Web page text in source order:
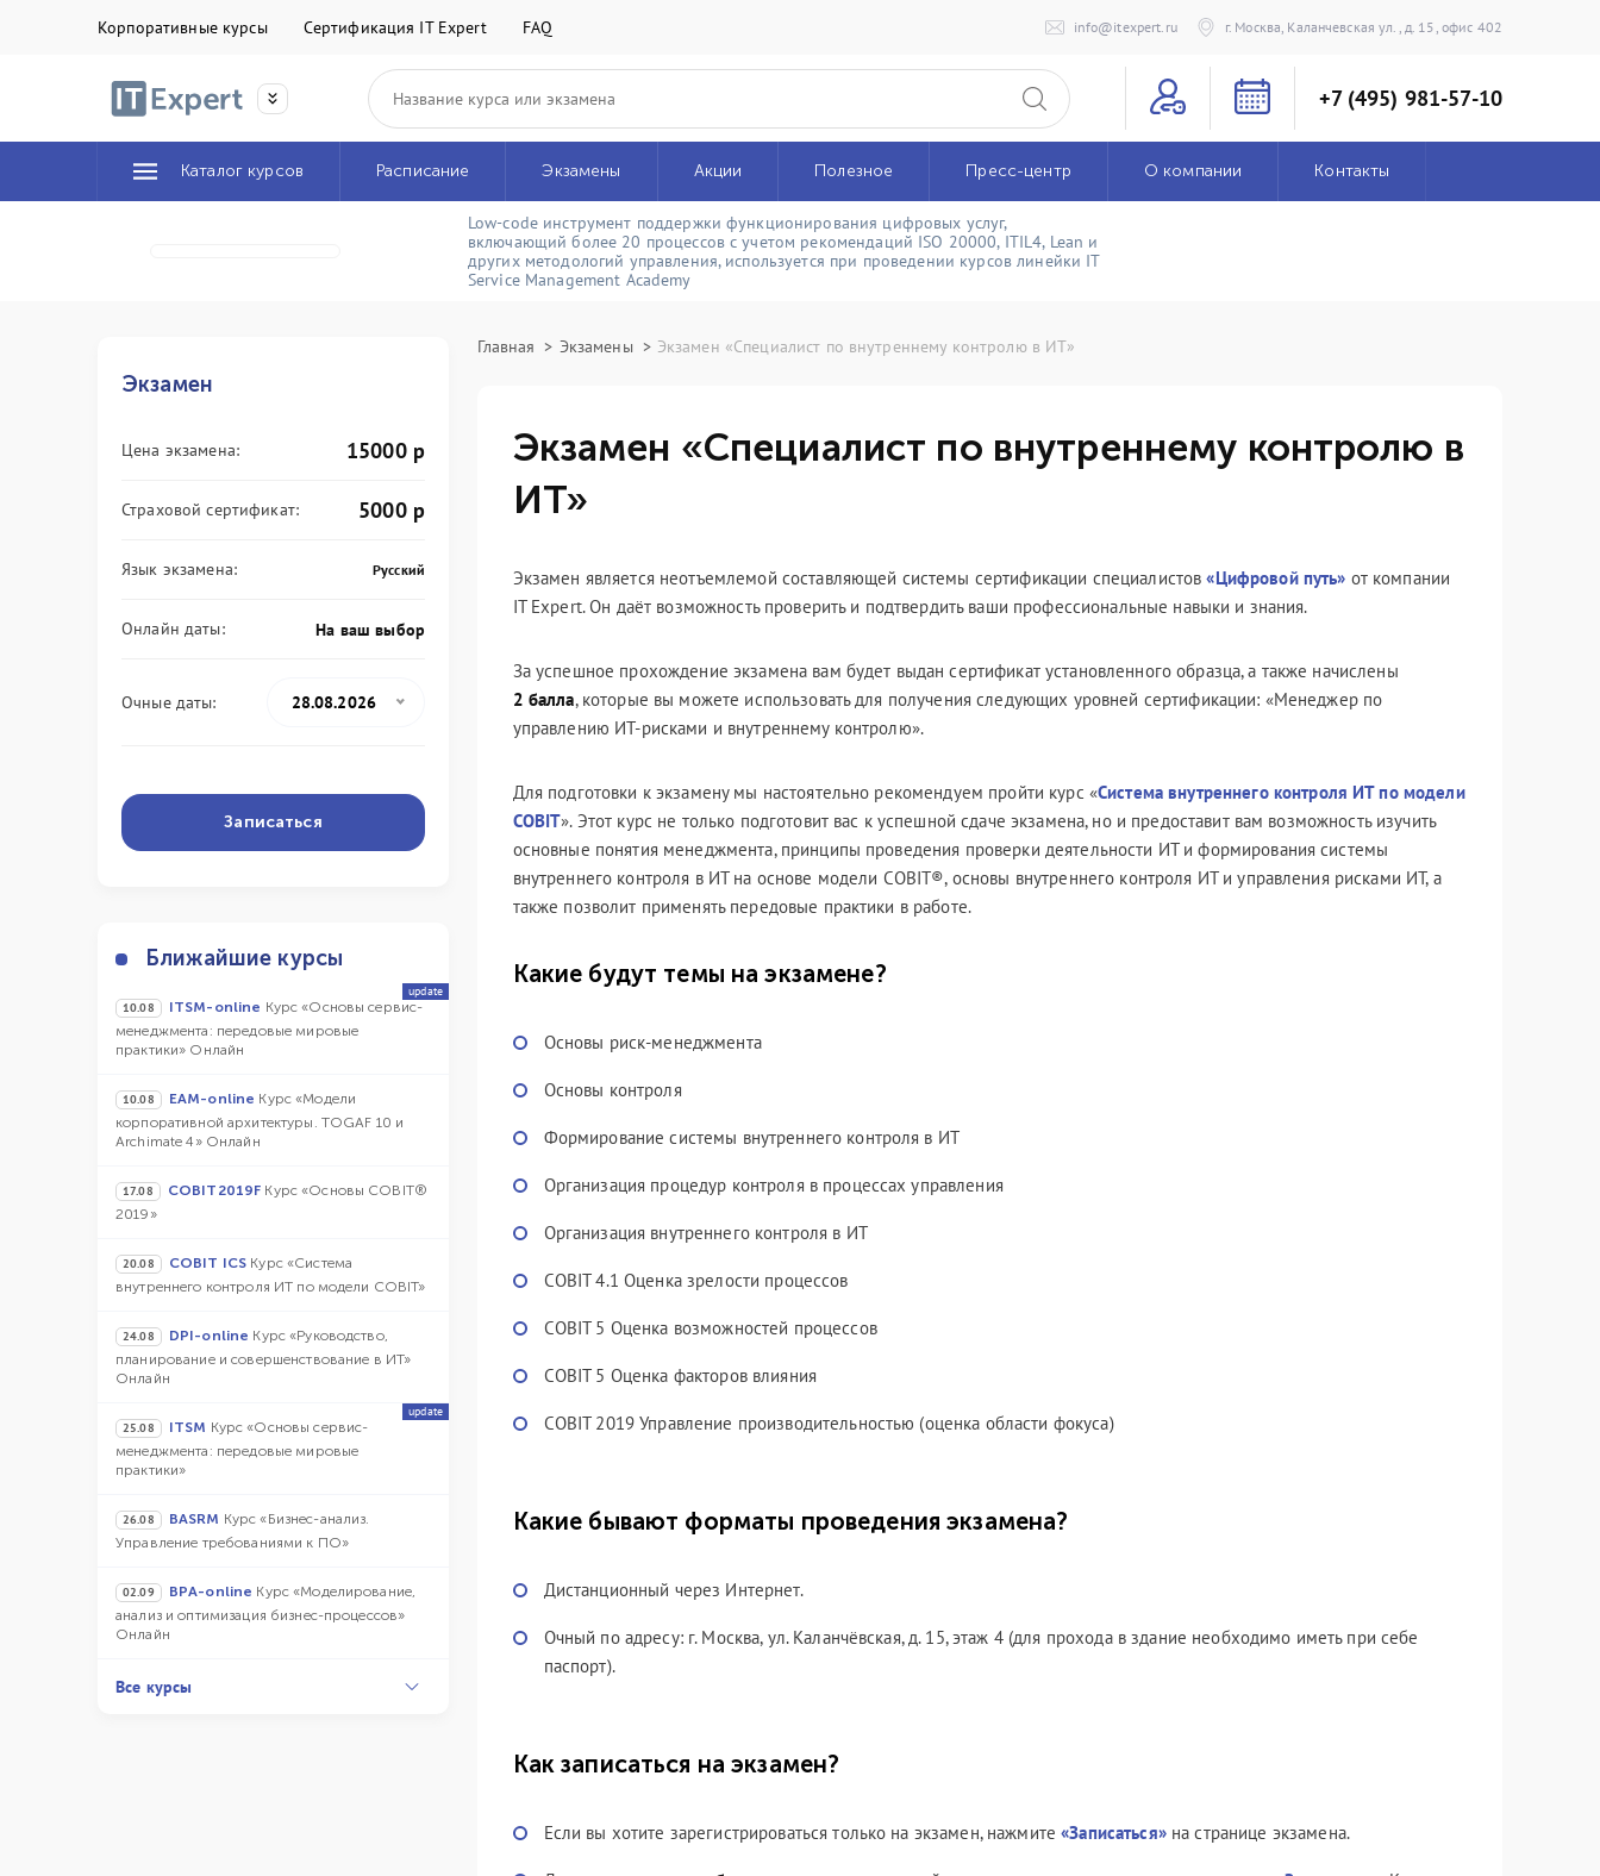
Корпоративные курсы Сертификация IT Expert FAQ info@itexpert.ru г. Москва, Каланчевская ул., д. 15, офис 402
+7 (495) 981-57-10
Каталог курсов Расписание Экзамены Акции Полезное Пресс-центр О компании Контакты
Low-code инструмент поддержки функционирования цифровых услуг,
включающий более 20 процессов с учетом рекомендаций ISO 20000, ITIL4, Lean и
других методологий управления, используется при проведении курсов линейки IT
Service Management Academy
Экзамен
Цена экзамена: 15000р
Страховой сертификат: 5000р
Язык экзамена: Русский
Онлайн даты: На ваш выбор
Очные даты: 28.08.2026
Записаться
Ближайшие курсы
10.08 ITSM-online Курс «Основы сервис-
менеджмента: передовые мировые
практики» Онлайн
update
10.08 EAM-online Курс «Модели
корпоративной архитектуры. TOGAF 10 и
Archimate 4» Онлайн
17.08 COBIT2019F Курс «Основы COBIT®
2019»
20.08 COBIT ICS Курс «Система
внутреннего контроля ИТ по модели COBIT»
24.08 DPI-online Курс «Руководство,
планирование и совершенствование в ИТ»
Онлайн
25.08 ITSM Курс «Основы сервис-
менеджмента: передовые мировые
практики»
update
26.08 BASRM Курс «Бизнес-анализ.
Управление требованиями к ПО»
02.09 BPA-online Курс «Моделирование,
анализ и оптимизация бизнес-процессов»
Онлайн
Все курсы
Главная Экзамены Экзамен «Специалист по внутреннему контролю в ИТ»
Экзамен «Специалист по внутреннему контролю в
ИТ»
Экзамен является неотъемлемой составляющей системы сертификации специалистов«Цифровой путь» от компании
IT Expert. Он даёт возможность проверить и подтвердить ваши профессиональные навыки и знания.
За успешное прохождение экзамена вам будет выдан сертификат установленного образца, а также начислены
2 балла, которые вы можете использовать для получения следующих уровней сертификации: «Менеджер по
управлению ИТ-рисками и внутреннему контролю».
Для подготовки к экзамену мы настоятельно рекомендуем пройти курс «Система внутреннего контроля ИТ по модели
COBIT». Этот курс не только подготовит вас к успешной сдаче экзамена, но и предоставит вам возможность изучить
основные понятия менеджмента, принципы проведения проверки деятельности ИТ и формирования системы
внутреннего контроля в ИТ на основе модели COBIT®, основы внутреннего контроля ИТ и управления рисками ИТ, а
также позволит применять передовые практики в работе.
Какие будут темы на экзамене?
Основы риск-менеджмента
Основы контроля
Формирование системы внутреннего контроля в ИТ
Организация процедур контроля в процессах управления
Организация внутреннего контроля в ИТ
COBIT 4.1 Оценка зрелости процессов
COBIT 5 Оценка возможностей процессов
COBIT 5 Оценка факторов влияния
COBIT 2019 Управление производительностью (оценка области фокуса)
Какие бывают форматы проведения экзамена?
Дистанционный через Интернет.
Очный по адресу: г. Москва, ул. Каланчёвская, д. 15, этаж 4 (для прохода в здание необходимо иметь при себе
паспорт).
Как записаться на экзамен?
Если вы хотите зарегистрироваться только на экзамен, нажмите«Записаться»на странице экзамена.